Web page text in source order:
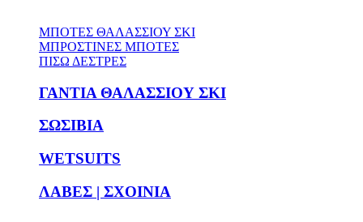
ΜΠΟΤΕΣ ΘΑΛΑΣΣΙΟΥ ΣΚΙ
ΜΠΡΟΣΤΙΝΕΣ ΜΠΟΤΕΣ
ΠΙΣΩ ΔΕΣΤΡΕΣ
ΓΑΝΤΙΑ ΘΑΛΑΣΣΙΟΥ ΣΚΙ
ΣΩΣΙΒΙΑ
WETSUITS
ΛΑΒΕΣ | ΣΧΟΙΝΙΑ